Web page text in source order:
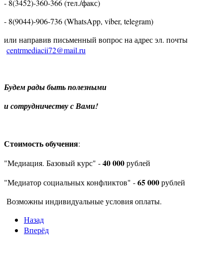
- 8(3452)-360-366 (тел./факс)
- 8(9044)-906-736 (WhatsApp, viber, telegram)
или направив письменный вопрос на адрес эл. почты
centrmediacii72@mail.ru
Будем рады быть полезными
и сотрудничеству с Вами!
Стоимость обучения:
"Медиация. Базовый курс" -40 000рублей
"Медиатор социальных конфликтов" -65 000рублей
Возможны индивидуальные условия оплаты.
Назад
Вперёд